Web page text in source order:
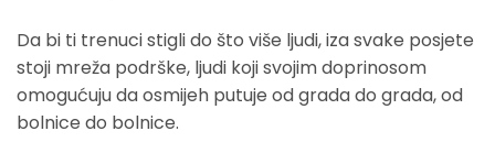
Da bi ti trenuci stigli do što više ljudi, iza svake posjete
stoji mreža podrške, ljudi koji svojim doprinosom
omogućuju da osmijeh putuje od grada do grada, od
bolnice do bolnice.